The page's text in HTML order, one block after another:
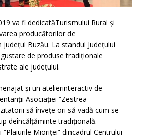
va fi dedicatăTurismului Rural și
producătorilor de
Buzău. La standul Judeţului
de produse tradiţionale
ale judeţului.
şi un atelierinteractiv de
Asociaţiei “Zestrea
să înveţe ori să vadă cum se
deîncălţăminte tradiţională.
Mioriţei” dincadrul Centrului